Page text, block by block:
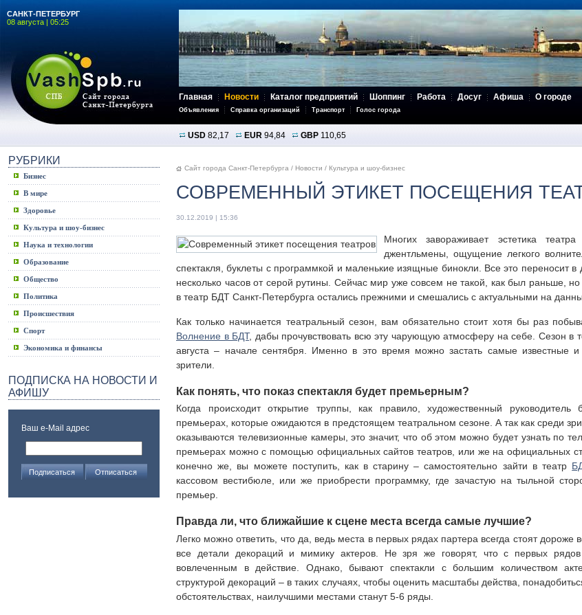
САНКТ-ПЕТЕРБУРГ
08 августа | 05:25
Главная Новости Каталог предприятий Шоппинг Работа Досуг Афиша О городе
Объявления Справка организаций Транспорт Голос города
USD 82,17 EUR 94,84 GBP 110,65
РУБРИКИ
Бизнес
В мире
Здоровье
Культура и шоу-бизнес
Наука и технологии
Образование
Общество
Политика
Происшествия
Спорт
Экономика и финансы
ПОДПИСКА НА НОВОСТИ И
АФИШУ
Ваш e-Mail адрес
Сайт города Санкт-Петербурга / Новости / Культура и шоу-бизнес
СОВРЕМЕННЫЙ ЭТИКЕТ ПОСЕЩЕНИЯ
30.12.2019 | 15:36
Многих завораживает эстетика
джентльмены, ощущение легкого
спектакля, буклеты с программкой и маленькие изящные бинокли. Все это переносит в
несколько часов от серой рутины. Сейчас мир уже совсем не такой, как был раньше,
в театр БДТ Санкт-Петербурга остались прежними и смешались с актуальными на
Как только начинается театральный сезон, вам обязательно стоит хотя бы раз
Волнение в БДТ, дабы прочувствовать всю эту чарующую атмосферу на себе. Сезон в
августа – начале сентября. Именно в это время можно застать самые известные
зрители.
Как понять, что показ спектакля будет премьерным?
Когда происходит открытие труппы, как правило, художественный руководитель
премьерах, которые ожидаются в предстоящем театральном сезоне. А так как среди
оказываются телевизионные камеры, это значит, что об этом можно будет узнать по
премьерах можно с помощью официальных сайтов театров, или же на официальных
конечно же, вы можете поступить, как в старину – самостоятельно зайти в театр
кассовом вестибюле, или же приобрести программку, где зачастую на тыльной
премьер.
Правда ли, что ближайшие к сцене места всегда самые лучшие?
Легко можно ответить, что да, ведь места в первых рядах партера всегда стоят дороже
все детали декораций и мимику актеров. Не зря же говорят, что с первых
вовлеченным в действие. Однако, бывают спектакли с большим количеством
структурой декораций – в таких случаях, чтобы оценить масштабы действа,
обстоятельствах, наилучшими местами станут 5-6 ряды.